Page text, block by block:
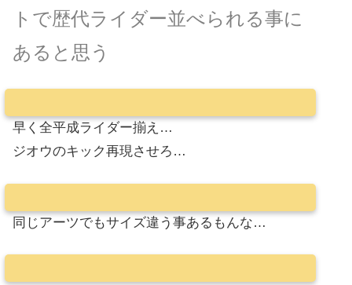
トで歴代ライダー並べられる事に
あると思う
早く全平成ライダー揃え…
ジオウのキック再現させろ…
同じアーツでもサイズ違う事あるもんな…